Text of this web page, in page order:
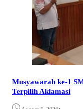
Musyawarah ke-1
Terpilih Aklamasi